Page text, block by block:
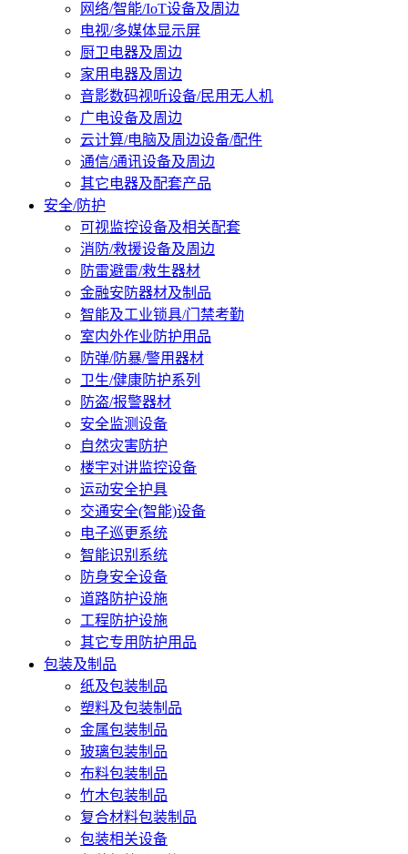
网络/智能/IoT设备及周边
电视/多媒体显示屏
厨卫电器及周边
家用电器及周边
音影数码视听设备/民用无人机
广电设备及周边
云计算/电脑及周边设备/配件
通信/通讯设备及周边
其它电器及配套产品
安全/防护
可视监控设备及相关配套
消防/救援设备及周边
防雷避雷/救生器材
金融安防器材及制品
智能及工业锁具/门禁考勤
室内外作业防护用品
防弹/防暴/警用器材
卫生/健康防护系列
防盗/报警器材
安全监测设备
自然灾害防护
楼宇对讲监控设备
运动安全护具
交通安全(智能)设备
电子巡更系统
智能识别系统
防身安全设备
道路防护设施
工程防护设施
其它专用防护用品
包装及制品
纸及包装制品
塑料及包装制品
金属包装制品
玻璃包装制品
布料包装制品
竹木包装制品
复合材料包装制品
包装相关设备